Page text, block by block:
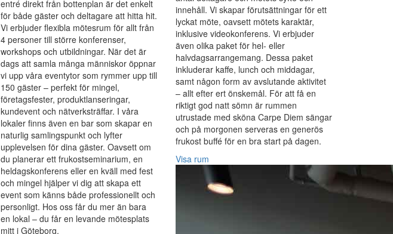
entré direkt från bottenplan är det enkelt
för både gäster och deltagare att hitta hit.
Vi erbjuder flexibla mötesrum för allt från
4 personer till större konferenser,
workshops och utbildningar. När det är
dags att samla många människor öppnar
vi upp våra eventytor som rymmer upp till
150 gäster – perfekt för mingel,
företagsfester, produktlanseringar,
kundevent och nätverksträffar. I våra
lokaler finns även en bar som skapar en
naturlig samlingspunkt och lyfter
upplevelsen för dina gäster. Oavsett om
du planerar ett frukostseminarium, en
heldagskonferens eller en kväll med fest
och mingel hjälper vi dig att skapa ett
event som känns både professionellt och
personligt. Hos oss får du mer än bara
en lokal – du får en levande mötesplats
mitt i Göteborg.
innehåll. Vi skapar förutsättningar för ett
lyckat möte, oavsett mötets karaktär,
inklusive videokonferens. Vi erbjuder
även olika paket för hel- eller
halvdagsarrangemang. Dessa paket
inkluderar kaffe, lunch och middagar,
samt någon form av avslutande aktivitet
– allt efter ert önskemål. För att få en
riktigt god natt sömn är rummen
utrustade med sköna Carpe Diem sängar
och på morgonen serveras en generös
frukost buffé för en bra start på dagen.
Visa rum